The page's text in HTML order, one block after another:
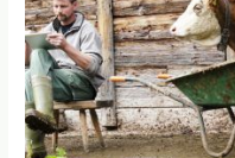
progresyvias
idėjas